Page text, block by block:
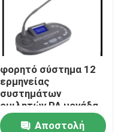
φορητό σύστημα 12
ερμηνείας
συστημάτων
ομιλητών PA μονάδα
διερμηνέων καναλιών
Αποστολή